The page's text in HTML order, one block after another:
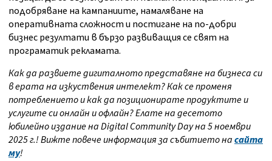
подобряване на кампаниите, намаляване на
оперативната сложност и постигане на по-добри
бизнес резултати в бързо развиващия се свят на
програматик рекламата.
Как да развиете дигиталното представяне на бизнеса си
в ерата на изкуствения интелект? Как се променя
потреблението и как да позиционирате продуктите и
услугите си онлайн и офлайн? Елате на десетото
юбилейно издание на Digital Community Dayна 5 ноември
2025 г.! Вижте повече информация за събитието насайта
му!